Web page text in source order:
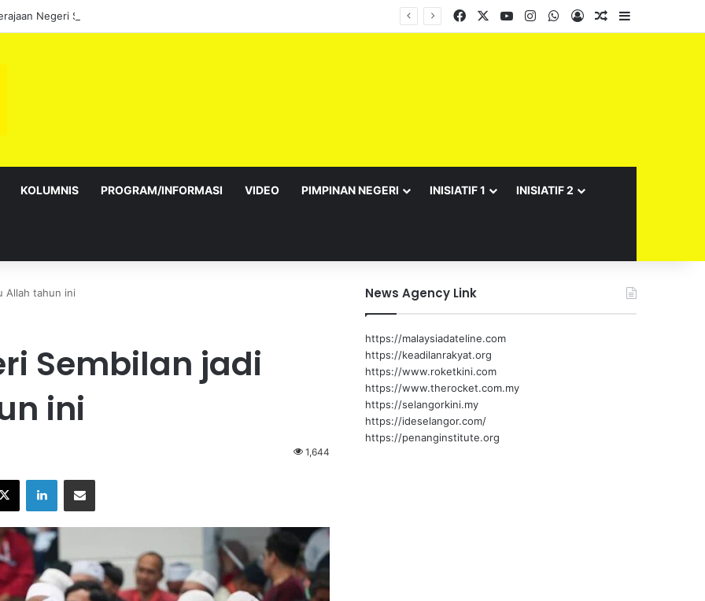
Facebook YouTubeInstagramWhatsApp
Log InRandom Article
KOLUMNIS PROGRAM/INFORMASI VIDEO PIMPINAN NEGERI INISIATIF 1 INISIATIF 2
Allah tahun ini
Sembilan jadi
ini
1,644
News Agency Link
https://malaysiadateline.com
https://keadilanrakyat.org
https://www.roketkini.com
https://www.therocket.com.my
https://selangorkini.my
https://ideselangor.com/
https://penanginstitute.org